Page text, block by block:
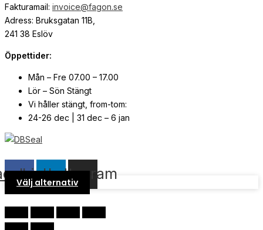
Fakturamail: invoice@fagon.se
Adress: Bruksgatan 11B,
241 38 Eslöv
Öppettider:
Mån – Fre 07.00 – 17.00
Lör – Sön Stängt
Vi håller stängt, from-tom:
24-26 dec | 31 dec – 6 jan
Linkedin
Instagram
Välj alternativ